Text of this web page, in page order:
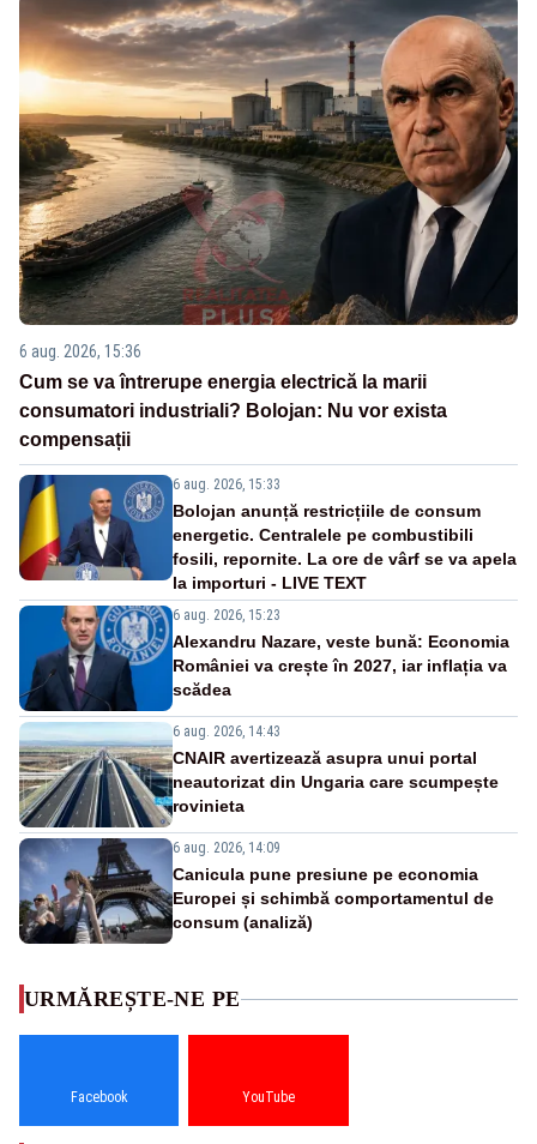
6 aug. 2026, 15:36
Cum se va întrerupe energia electrică la marii
consumatori industriali? Bolojan: Nu vor exista
compensații
6 aug. 2026, 15:33
Bolojan anunță restricțiile de consum
energetic. Centralele pe combustibili
fosili, repornite. La ore de vârf se va apela
la importuri - LIVE TEXT
6 aug. 2026, 15:23
Alexandru Nazare, veste bună: Economia
României va crește în 2027, iar inflația va
scădea
6 aug. 2026, 14:43
CNAIR avertizează asupra unui portal
neautorizat din Ungaria care scumpește
rovinieta
6 aug. 2026, 14:09
Canicula pune presiune pe economia
Europei și schimbă comportamentul de
consum (analiză)
URMĂREȘTE-NE PE
Facebook YouTube